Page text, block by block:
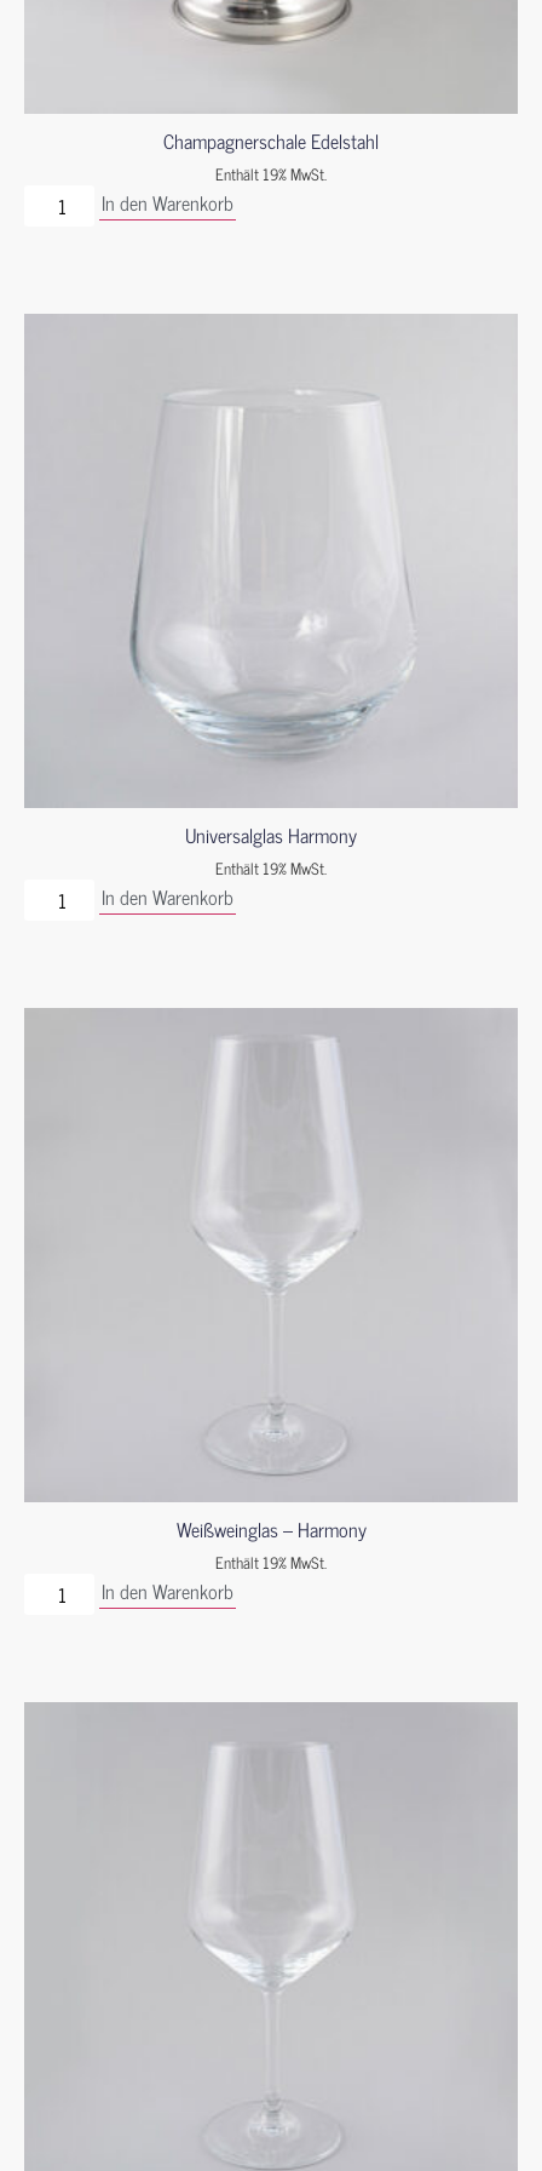
Champagnerschale Edelstahl
Enthält 19% MwSt.
In den Warenkorb
Universalglas Harmony
Enthält 19% MwSt.
In den Warenkorb
Weißweinglas – Harmony
Enthält 19% MwSt.
In den Warenkorb